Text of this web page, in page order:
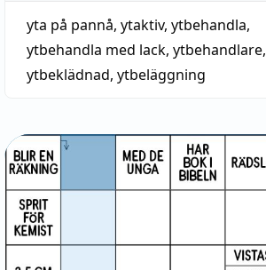
yta på pannå, ytaktiv, ytbehandla,
ytbehandla med lack, ytbehandlare,
ytbeklädnad, ytbeläggning